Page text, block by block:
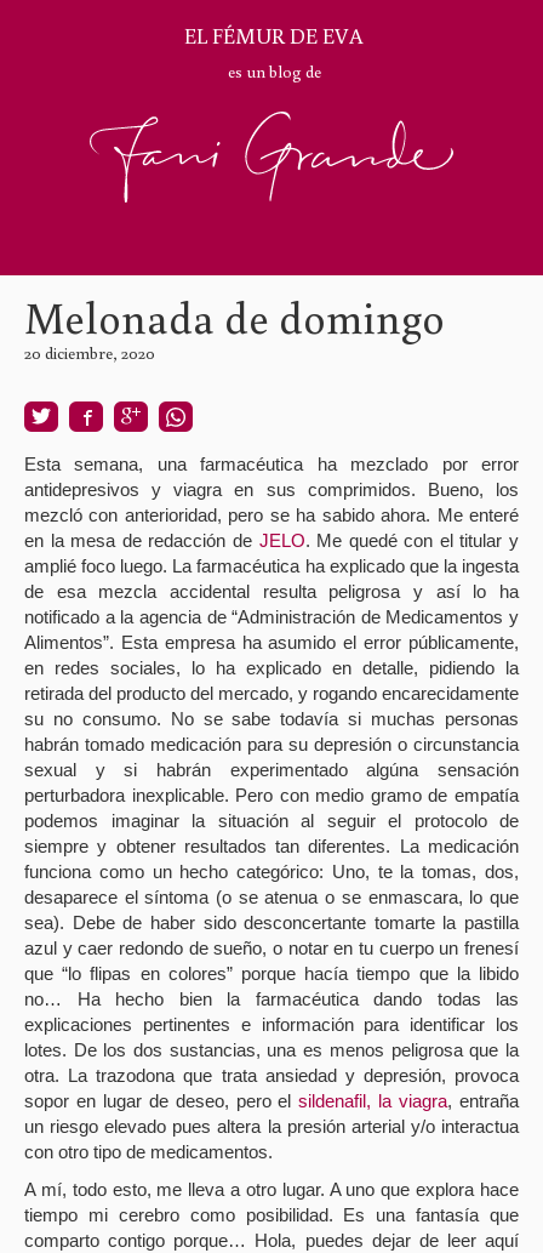
EL FÉMUR DE EVA
es un blog de
Melonada de domingo
20 diciembre, 2020
Esta semana, una farmacéutica ha mezclado por error
antidepresivos y viagra en sus comprimidos. Bueno, los
mezcló con anterioridad, pero se ha sabido ahora. Me enteré
en la mesa de redacción de JELO. Me quedé con el titular y
amplié foco luego. La farmacéutica ha explicado que la ingesta
de esa mezcla accidental resulta peligrosa y así lo ha
notificado a la agencia de “Administración de Medicamentos y
Alimentos”. Esta empresa ha asumido el error públicamente,
en redes sociales, lo ha explicado en detalle, pidiendo la
retirada del producto del mercado, y rogando encarecidamente
su no consumo. No se sabe todavía si muchas personas
habrán tomado medicación para su depresión o circunstancia
sexual y si habrán experimentado algúna sensación
perturbadora inexplicable. Pero con medio gramo de empatía
podemos imaginar la situación al seguir el protocolo de
siempre y obtener resultados tan diferentes. La medicación
funciona como un hecho categórico: Uno, te la tomas, dos,
desaparece el síntoma (o se atenua o se enmascara, lo que
sea). Debe de haber sido desconcertante tomarte la pastilla
azul y caer redondo de sueño, o notar en tu cuerpo un frenesí
que “lo flipas en colores” porque hacía tiempo que la libido
no… Ha hecho bien la farmacéutica dando todas las
explicaciones pertinentes e información para identificar los
lotes. De los dos sustancias, una es menos peligrosa que la
otra. La trazodona que trata ansiedad y depresión, provoca
sopor en lugar de deseo, pero elsildenafil, la viagra, entraña
un riesgo elevado pues altera la presión arterial y/o interactua
con otro tipo de medicamentos.
A mí, todo esto, me lleva a otro lugar. A uno que explora hace
tiempo mi cerebro como posibilidad. Es una fantasía que
comparto contigo porque… Hola, puedes dejar de leer aquí